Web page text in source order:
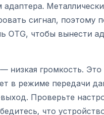
сигнал, поэтому
OTG, чтобы вынести
низкая громкость. Это
в режиме передачи
Проверьте
что